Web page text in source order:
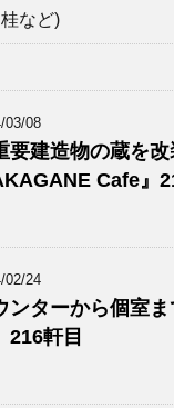
など)
03/08
要建造物の蔵を改
Cafe』
02/24
ンターから個室
216軒目